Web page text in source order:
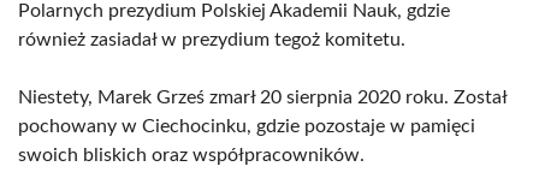
Polarnych prezydium Polskiej Akademii Nauk, gdzie
również zasiadał w prezydium tegoż komitetu.
Niestety, Marek Grześ zmarł 20 sierpnia 2020 roku. Został
pochowany w Ciechocinku, gdzie pozostaje w pamięci
swoich bliskich oraz współpracowników.